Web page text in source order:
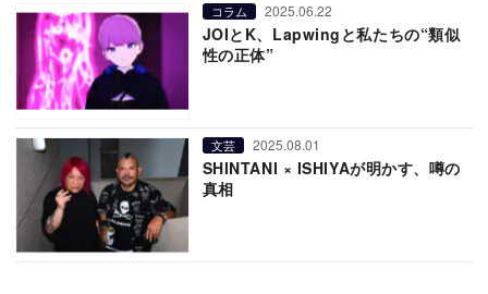
コラム 2025.06.22
JOIとK、Lapwingと私たちの“類似
性の正体”
文芸 2025.08.01
SHINTANI × ISHIYAが明かす、噂の
真相